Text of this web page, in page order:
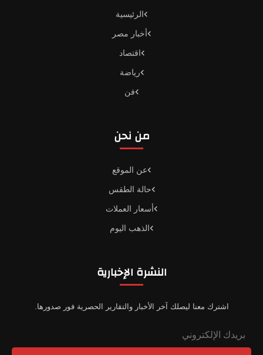
الرئيسية
أخبار مصر
اقتصاد
رياضة
فن
من نحن
عن الموقع
حالة الطقس
أسعار العملات
الذهب اليوم
النشرة الإخبارية
اشترك معنا ليصلك آخر الأخبار والتقارير الحصرية فور صدورها.